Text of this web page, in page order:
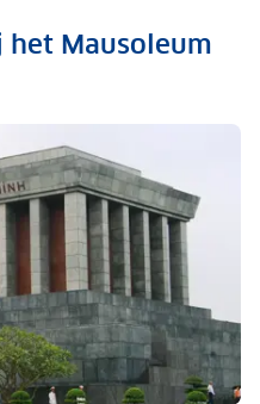
Mausoleum